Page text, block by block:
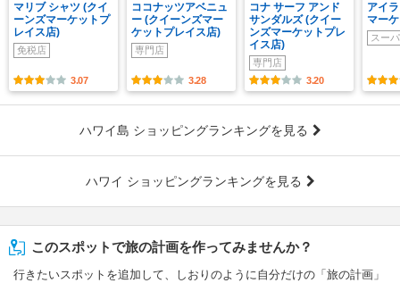
マリブ シャツ (クイ
ーンズマーケットプ
レイス店)
免税店
3.07
ココナッツアベニュ
ー (クイーンズマー
ケットプレイス店)
専門店
3.28
コナ サーフ アンド
サンダルズ (クイー
ンズマーケットプレ
イス店)
専門店
3.20
アイ
マー
スー
ハワイ島 ショッピングランキングを見る
ハワイ ショッピングランキングを見る
このスポットで旅の計画を作ってみませんか？
行きたいスポットを追加して、しおりのように自分だけの「旅の計画」